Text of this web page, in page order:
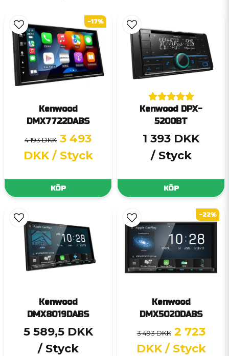
Kenwood
DMX7722DABS
4 193 DKK 3 493
DKK / Styck
KÖP
-17%
Kenwood DPX-
5200BT
1 393 DKK
/ Styck
KÖP
Kenwood
DMX8019DABS
5 589,5 DKK
/ Styck
Kenwood
DMX5020DABS
3 493 DKK 2 723
DKK / Styck
-22%